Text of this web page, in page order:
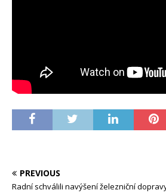
PREVIOUS
Radní schválili navýšení železniční